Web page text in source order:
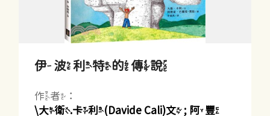
伊波利特的傳說
作者：
\大衛.卡利(Davide Cali)文 ; 阿豐